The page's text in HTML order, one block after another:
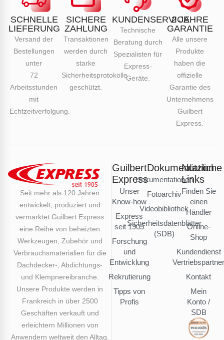
SCHNELLE
LIEFERUNG
Versand der
Bestellungen
unter
72
Arbeitsstunden
mit
Echtzeitverfolgung.
SICHERE
ZAHLUNG
Transaktionen
werden durch
starke
Sicherheitsprotokolle
geschützt.
KUNDENSERVICE
Technische
Beratung durch
Spezialisten für
Express-
Geräte.
2 JAHRE
GARANTIE
Alle unsere
Produkte
haben die
offizielle
Garantie des
Unternehmens
Guilbert
Express.
Seit mehr als 120 Jahren
entwickelt, produziert und
vermarktet Guilbert Express
eine Reihe von beheizten
Werkzeugen, Zubehör und
Verbrauchsmaterialien für die
Dachdecker-, Abdichtungs-
und Klempnereibranche.
Unsere Produkte werden in
Frankreich in über 2500
Geschäften verkauft und
erleichtern Millionen von
Anwendern weltweit den Alltag.
Guilbert
Express
Unser
Know-how
Express
seit 1905
Forschung
und
Entwicklung
Rekrutierung
Tipps von
Profis
Dokumentation
Dokumentationen
Fotoarchiv
Videobibliothek
Sicherheitsdatenblätter
(SDB)
Nützliche
Links
Finden Sie
einen
Händler
Online-
Shop
Kundendienst
Kontakt
Mein
Konto /
SDB